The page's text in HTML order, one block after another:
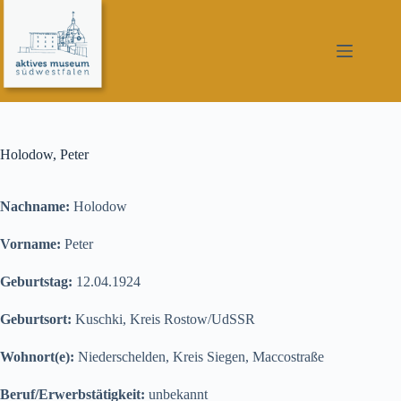
springen
Holodow, Peter
Nachname: Holodow
Vorname: Peter
Geburtstag: 12.04.1924
Geburtsort: Kuschki, Kreis Rostow/UdSSR
Wohnort(e): Niederschelden, Kreis Siegen, Maccostraße
Beruf/Erwerbstätigkeit: unbekannt